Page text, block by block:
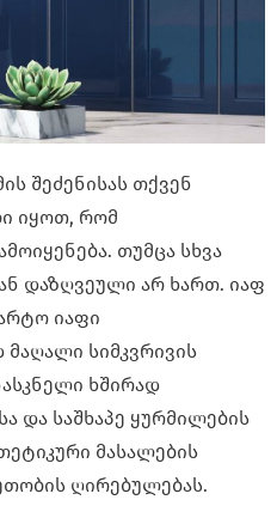
შეძენისას თქვენ
იყოთ, რომ
თუმცა სხვა
დაზღვეული არ ხართ. იაფ
იაფი
მაღალი სიმკვრივის
ხშირად
და საშხაპე ყურმილების
მასალების
ღირებულებას.